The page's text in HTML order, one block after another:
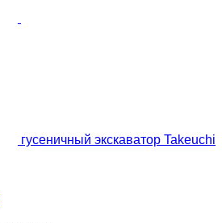
гусеничный экскаватор Takeuchi